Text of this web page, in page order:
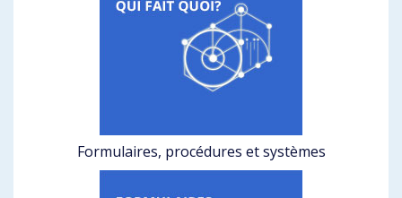
Formulaires, procédures et systèmes